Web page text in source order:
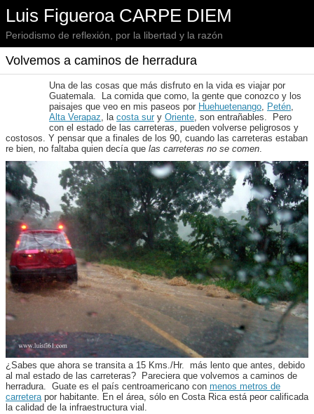
Luis Figueroa CARPE DIEM
Periodismo de reflexión, por la libertad y la razón
Volvemos a caminos de herradura
Una de las cosas que más disfruto en la vida es viajar por
Guatemala. La comida que como, la gente que conozco y los
paisajes que veo en mis paseos por Huehuetenango, Petén,
Alta Verapaz, la costa sur y Oriente, son entrañables. Pero
con el estado de las carreteras, pueden volverse peligrosos y
costosos. Y pensar que a finales de los 90, cuando las carreteras estaban
re bien, no faltaba quien decía que las carreteras no se comen.
¿Sabes que ahora se transita a 15 Kms./Hr. más lento que antes, debido
al mal estado de las carreteras? Pareciera que volvemos a caminos de
herradura. Guate es el país centroamericano con menos metros de
carreterapor habitante. En el área, sólo en Costa Rica está peor calificada
la calidad de la infraestructura vial.